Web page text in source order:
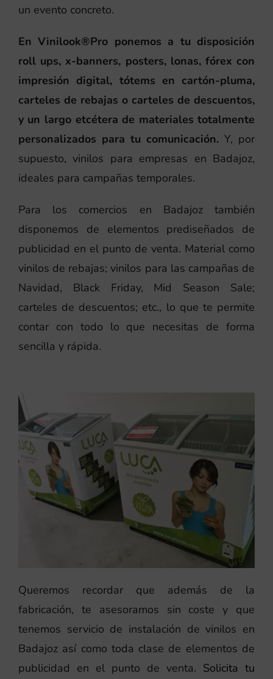
un evento concreto.
En Vinilook®Pro ponemos a tu disposición
roll ups, x-banners, posters, lonas, fórex con
impresión digital, tótems en cartón-pluma,
carteles de rebajas o carteles de descuentos,
y un largo etcétera de materiales totalmente
personalizados para tu comunicación. Y, por
supuesto, vinilos para empresas en Badajoz,
ideales para campañas temporales.
Para los comercios en Badajoz también
disponemos de elementos prediseñados de
publicidad en el punto de venta. Material como
vinilos de rebajas; vinilos para las campañas de
Navidad, Black Friday, Mid Season Sale;
carteles de descuentos; etc., lo que te permite
contar con todo lo que necesitas de forma
sencilla y rápida.
Queremos recordar que además de la
fabricación, te asesoramos sin coste y que
tenemos servicio de instalación de vinilos en
Badajoz así como toda clase de elementos de
publicidad en el punto de venta. Solicita tu